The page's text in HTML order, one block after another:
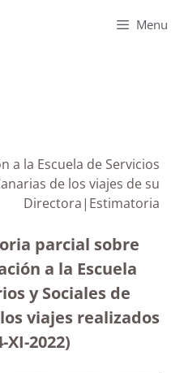
Menu
a la Escuela de Servicios
de los viajes de su
Directora| Estimatoria
parcial sobre
a la Escuela
y Sociales de
viajes realizados
2022)